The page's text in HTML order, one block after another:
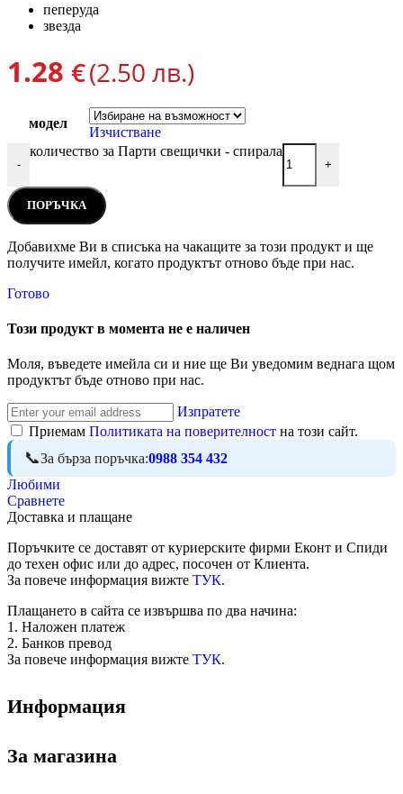
пеперуда
звезда
1.28 €(2.50 лв.)
модел
Изчистване
-
количество за Парти свещички - спирала
+
ПОРЪЧКА
Добавихме Ви в списъка на чакащите за този продукт и ще
получите имейл, когато продуктът отново бъде при нас.
Готово
Този продукт в момента не е наличен
Моля, въведете имейла си и ние ще Ви уведомим веднага щом
продуктът бъде отново при нас.
Изпратете
Приемам Политиката на поверителност на този сайт.
За бърза поръчка:0988 354 432
Любими
Сравнете
Доставка и плащане
Поръчките се доставят от куриерските фирми Еконт и Спиди
до техен офис или до адрес, посочен от Клиента.
За повече информация вижте ТУК.
Плащането в сайта се извършва по два начина:
1. Наложен платеж
2. Банков превод
За повече информация вижте ТУК.
Информация
За магазина